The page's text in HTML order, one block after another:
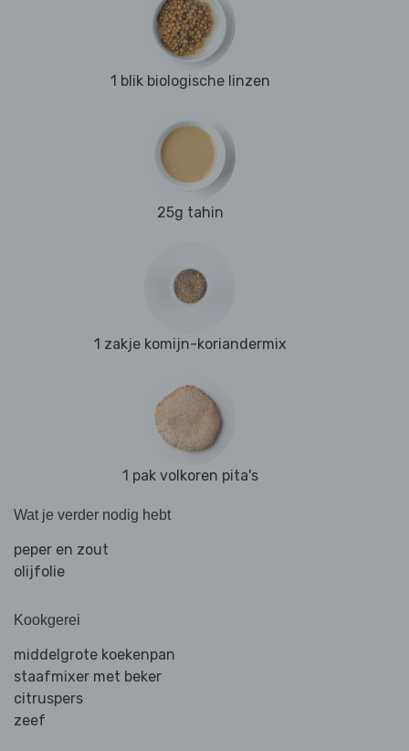
1 blik biologische linzen
25g tahin
1 zakje komijn-koriandermix
1 pak volkoren pita's
Wat je verder nodig hebt
peper en zout
olijfolie
Kookgerei
middelgrote koekenpan
staafmixer met beker
citruspers
zeef